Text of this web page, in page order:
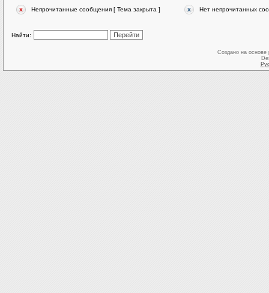
Непрочитанные сообщения [ Тема закрыта ] Нет непрочитанных
Найти:
Создано на основе